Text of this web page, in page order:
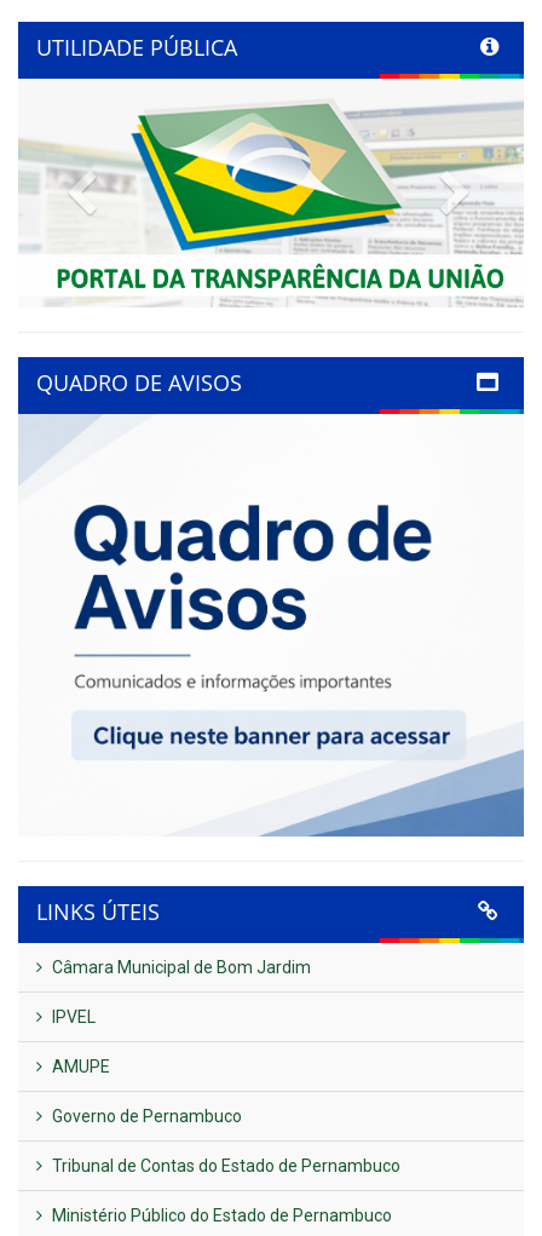
UTILIDADE PÚBLICA
Previous Next
QUADRO DE AVISOS
LINKS ÚTEIS
Câmara Municipal de Bom Jardim
IPVEL
AMUPE
Governo de Pernambuco
Tribunal de Contas do Estado de Pernambuco
Ministério Público do Estado de Pernambuco